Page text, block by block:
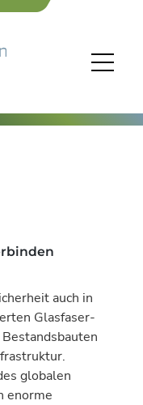
auch in
Glasfaser-
globalen
enorme